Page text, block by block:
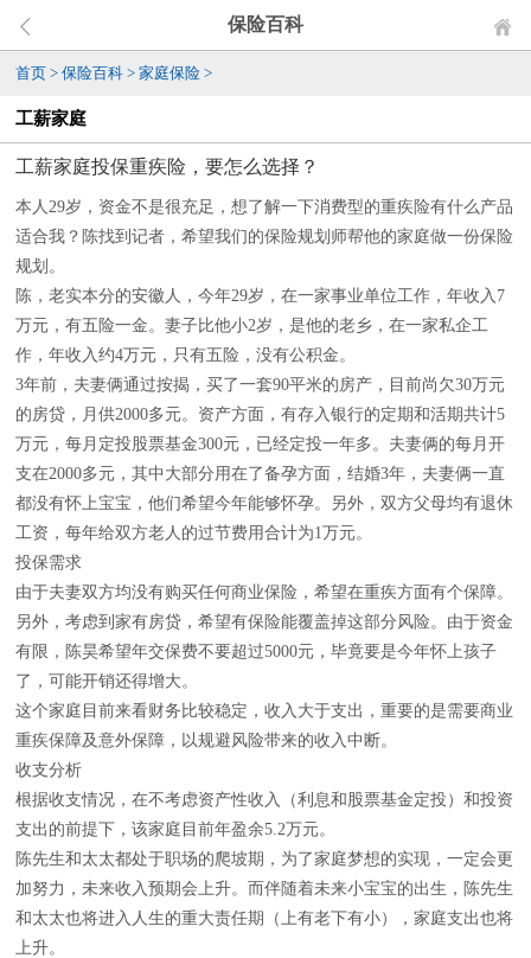
保险百科
首页 > 保险百科 > 家庭保险 >
工薪家庭
工薪家庭投保重疾险，要怎么选择？
本人29岁，资金不是很充足，想了解一下消费型的重疾险有什么产品
适合我？陈找到记者，希望我们的保险规划师帮他的家庭做一份保险
规划。
陈，老实本分的安徽人，今年29岁，在一家事业单位工作，年收入7
万元，有五险一金。妻子比他小2岁，是他的老乡，在一家私企工
作，年收入约4万元，只有五险，没有公积金。
3年前，夫妻俩通过按揭，买了一套90平米的房产，目前尚欠30万元
的房贷，月供2000多元。资产方面，有存入银行的定期和活期共计5
万元，每月定投股票基金300元，已经定投一年多。夫妻俩的每月开
支在2000多元，其中大部分用在了备孕方面，结婚3年，夫妻俩一直
都没有怀上宝宝，他们希望今年能够怀孕。另外，双方父母均有退休
工资，每年给双方老人的过节费用合计为1万元。
投保需求
由于夫妻双方均没有购买任何商业保险，希望在重疾方面有个保障。
另外，考虑到家有房贷，希望有保险能覆盖掉这部分风险。由于资金
有限，陈昊希望年交保费不要超过5000元，毕竟要是今年怀上孩子
了，可能开销还得增大。
这个家庭目前来看财务比较稳定，收入大于支出，重要的是需要商业
重疾保障及意外保障，以规避风险带来的收入中断。
收支分析
根据收支情况，在不考虑资产性收入（利息和股票基金定投）和投资
支出的前提下，该家庭目前年盈余5.2万元。
陈先生和太太都处于职场的爬坡期，为了家庭梦想的实现，一定会更
加努力，未来收入预期会上升。而伴随着未来小宝宝的出生，陈先生
和太太也将进入人生的重大责任期（上有老下有小），家庭支出也将
上升。